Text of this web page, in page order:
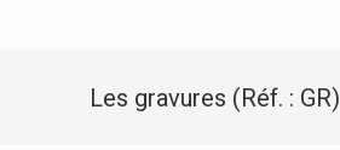
Les gravures (Réf. : GR)